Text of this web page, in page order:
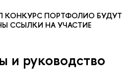
КОНКУРС ПОРТФОЛИО БУДУТ
ССЫЛКИ НА УЧАСТИЕ
и руководство